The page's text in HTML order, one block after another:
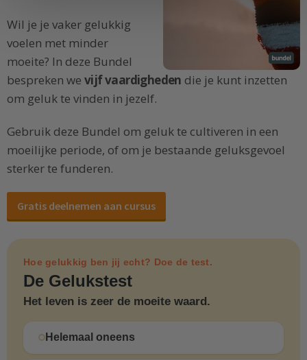
Wil je je vaker gelukkig
voelen met minder
moeite? In deze Bundel
bespreken we vijf vaardigheden die je kunt inzetten
om geluk te vinden in jezelf.
Gebruik deze Bundel om geluk te cultiveren in een
moeilijke periode, of om je bestaande geluksgevoel
sterker te funderen.
Gratis deelnemen aan cursus
Hoe gelukkig ben jij echt? Doe de test.
De Gelukstest
Het leven is zeer de moeite waard.
Helemaal oneens